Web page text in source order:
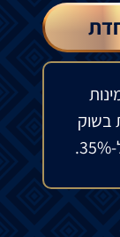
בשוק